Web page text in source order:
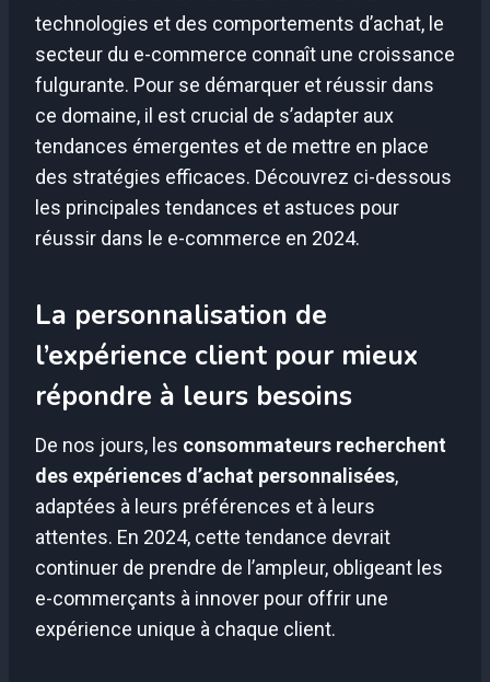
technologies et des comportements d’achat, le
secteur du e-commerce connaît une croissance
fulgurante. Pour se démarquer et réussir dans
ce domaine, il est crucial de s’adapter aux
tendances émergentes et de mettre en place
des stratégies efficaces. Découvrez ci-dessous
les principales tendances et astuces pour
réussir dans le e-commerce en 2024.
La personnalisation de
l’expérience client pour mieux
répondre à leurs besoins
De nos jours, les consommateurs recherchent
des expériences d’achat personnalisées,
adaptées à leurs préférences et à leurs
attentes. En 2024, cette tendance devrait
continuer de prendre de l’ampleur, obligeant les
e-commerçants à innover pour offrir une
expérience unique à chaque client.